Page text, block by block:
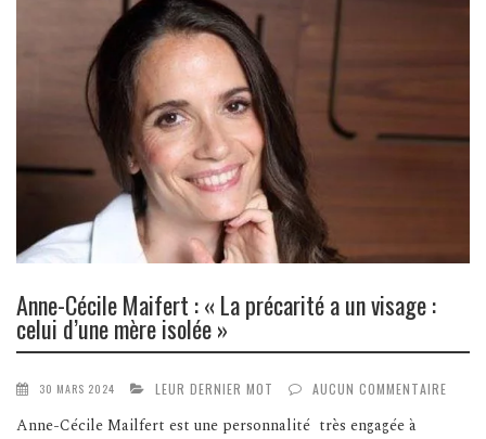
Anne-Cécile Maifert : « La précarité a un visage :
celui d’une mère isolée »
30 MARS 2024 LEUR DERNIER MOT AUCUN COMMENTAIRE
Anne-Cécile Mailfert est une personnalité très engagée à